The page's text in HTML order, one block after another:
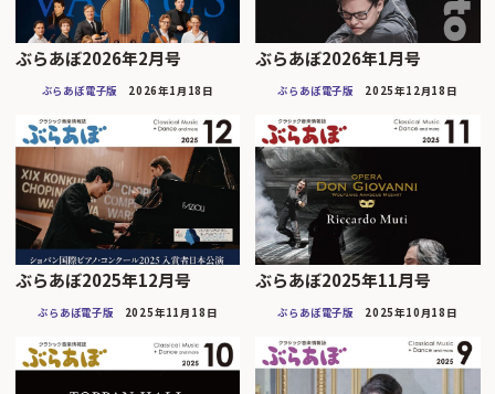
ぶらあぼ2026年2月号
ぶらあぼ電子版 2026年1月18日
ぶらあぼ2026年1月号
ぶらあぼ電子版 2025年12月18日
ぶらあぼ2025年12月号
ぶらあぼ電子版 2025年11月18日
ぶらあぼ2025年11月号
ぶらあぼ電子版 2025年10月18日